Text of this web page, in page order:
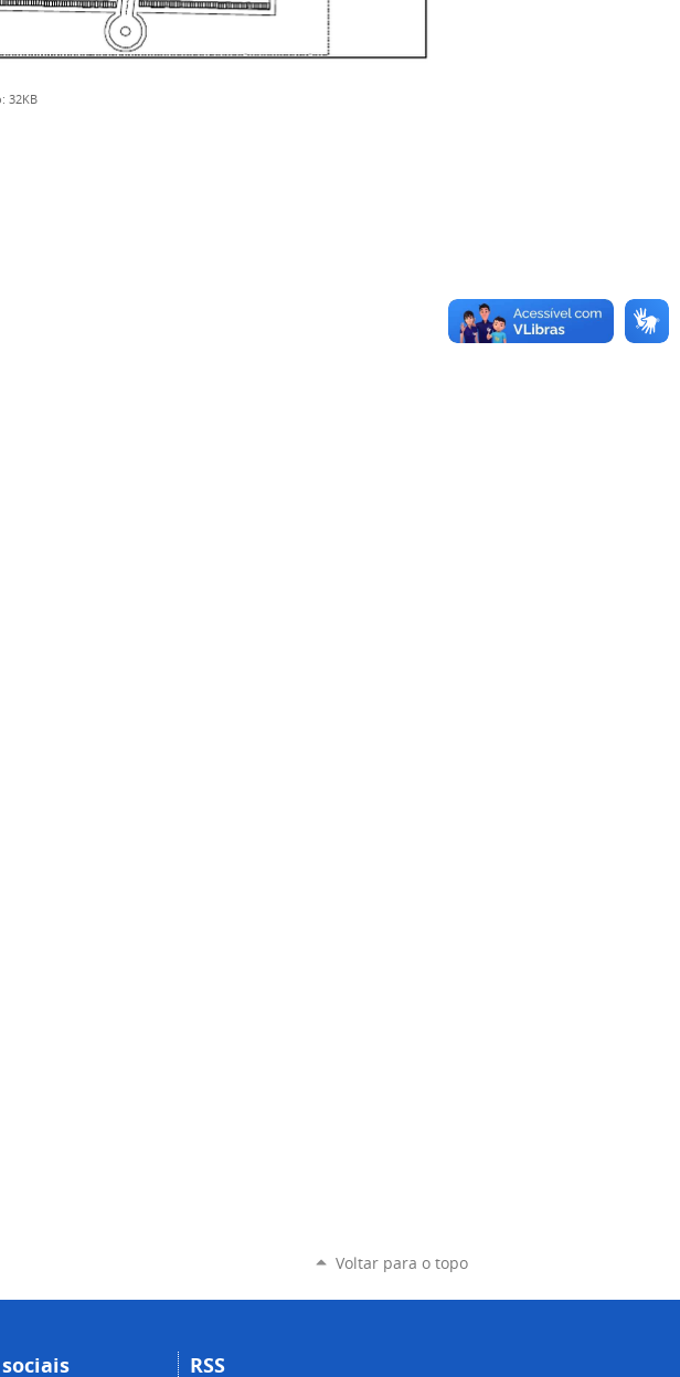
: 32KB
Voltar para o topo
RSS